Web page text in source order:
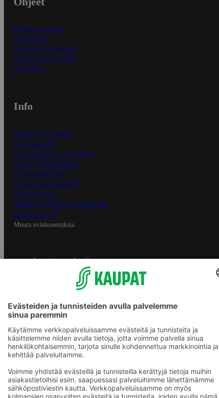
Ensitilaajan ohjeet
Näin maksat
Näin tilaat ja muokkaat
Kaikki ohjeet ja vinkit
In English
Info
S-Business yrityksille
Oiva-raportit
Osuuskauppojen yhteystiedot
Tilaus- ja toimitusehdot
Tietosuojakäytäntö
Palvelun käyttöehdot
Saavutettavuus
Mobiilisovelluksen saavutettavuus
Mainostajalle
Muuta evästeasetuksia
S-ryhmän palvelut
Asiakasomistajuus
Yhteishyvä Ruoka -sovellus
Prisma.fi
Sokos.fi
S-Pankki
Sokos Hotels
Raflaamo